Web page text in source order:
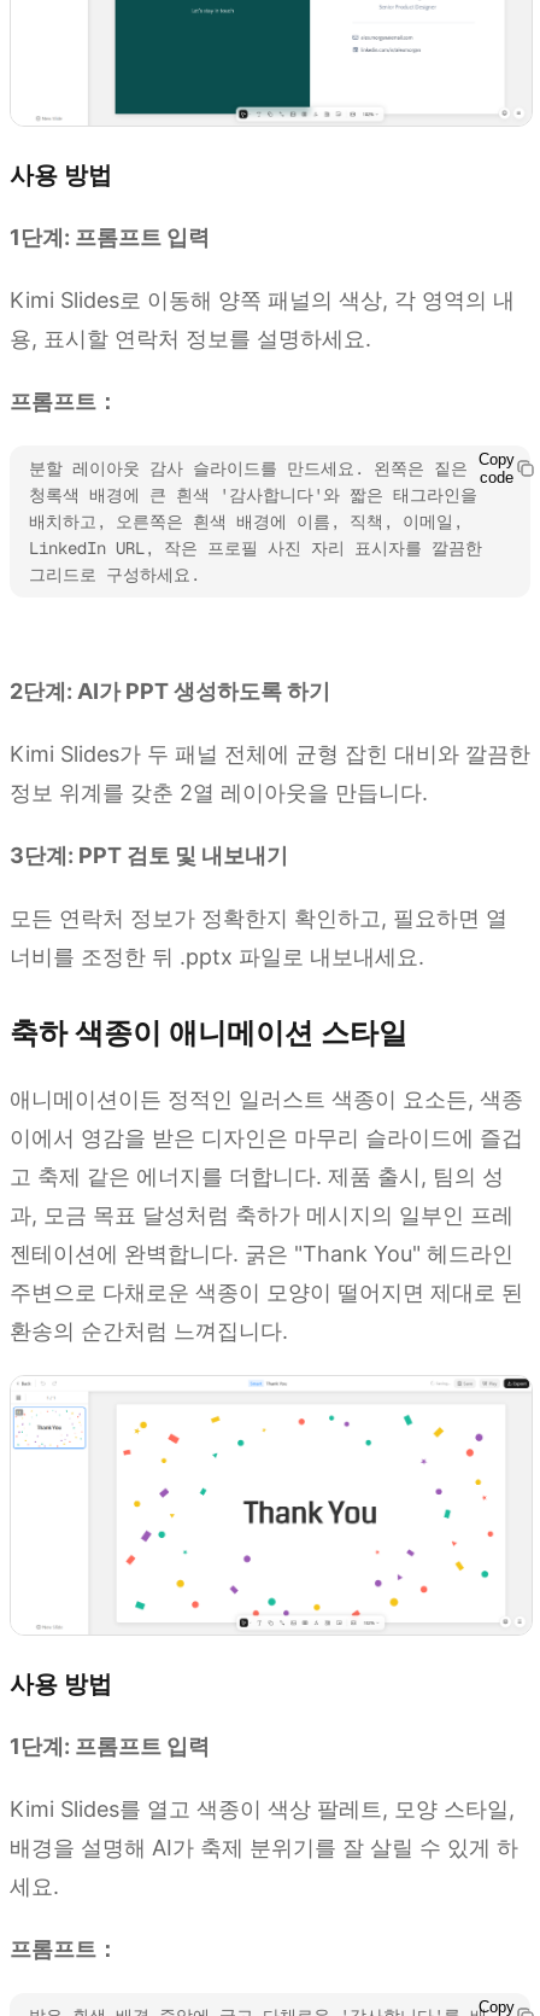
사용 방법
1단계: 프롬프트 입력
Kimi Slides로 이동해 양쪽 패널의 색상, 각 영역의 내
용, 표시할 연락처 정보를 설명하세요.
프롬프트：
분할 레이아웃 감사 슬라이드를 만드세요. 왼쪽은 짙은
청록색 배경에 큰 흰색 '감사합니다'와 짧은 태그라인을
배치하고, 오른쪽은 흰색 배경에 이름, 직책, 이메일,
LinkedIn URL, 작은 프로필 사진 자리 표시자를 깔끔한
그리드로 구성하세요.
Copy
code
2단계: AI가 PPT 생성하도록 하기
Kimi Slides가 두 패널 전체에 균형 잡힌 대비와 깔끔한
정보 위계를 갖춘 2열 레이아웃을 만듭니다.
3단계: PPT 검토 및 내보내기
모든 연락처 정보가 정확한지 확인하고, 필요하면 열
너비를 조정한 뒤 .pptx 파일로 내보내세요.
축하 색종이 애니메이션 스타일
애니메이션이든 정적인 일러스트 색종이 요소든, 색종
이에서 영감을 받은 디자인은 마무리 슬라이드에 즐겁
고 축제 같은 에너지를 더합니다. 제품 출시, 팀의 성
과, 모금 목표 달성처럼 축하가 메시지의 일부인 프레
젠테이션에 완벽합니다. 굵은 "Thank You" 헤드라인
주변으로 다채로운 색종이 모양이 떨어지면 제대로 된
환송의 순간처럼 느껴집니다.
사용 방법
1단계: 프롬프트 입력
Kimi Slides를 열고 색종이 색상 팔레트, 모양 스타일,
배경을 설명해 AI가 축제 분위기를 잘 살릴 수 있게 하
세요.
프롬프트：
Copy